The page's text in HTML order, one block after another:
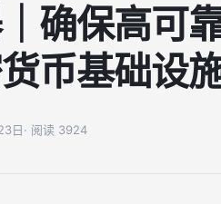
确保高可
币基础设
日· 阅读 3924